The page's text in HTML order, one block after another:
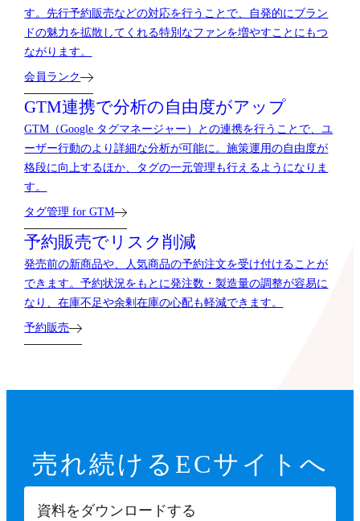
す。先行予約販売などの対応を行うことで、自発的にブラン
ドの魅力を拡散してくれる特別なファンを増やすことにもつ
ながります。
会員ランク
GTM連携で分析の自由度がアップ
GTM（Google タグマネージャー）との連携を行うことで、ユ
ーザー行動のより詳細な分析が可能に。施策運用の自由度が
格段に向上するほか、タグの一元管理も行えるようになりま
す。
タグ管理 for GTM
予約販売でリスク削減
発売前の新商品や、人気商品の予約注文を受け付けることが
できます。予約状況をもとに発注数・製造量の調整が容易に
なり、在庫不足や余剰在庫の心配も軽減できます。
予約販売
売れ続ける ECサイトへ
資料をダウンロードする